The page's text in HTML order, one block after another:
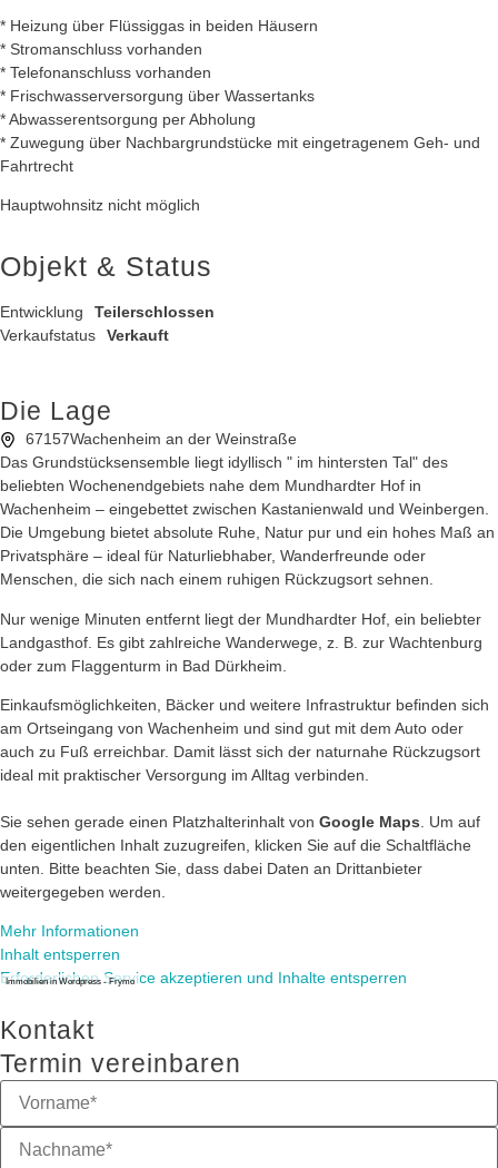
* Heizung über Flüssiggas in beiden Häusern
* Stromanschluss vorhanden
* Telefonanschluss vorhanden
* Frischwasserversorgung über Wassertanks
* Abwasserentsorgung per Abholung
* Zuwegung über Nachbargrundstücke mit eingetragenem Geh- und
Fahrtrecht
Hauptwohnsitz nicht möglich
Objekt & Status
Entwicklung
Teilerschlossen
Verkaufstatus
Verkauft
Die Lage
67157Wachenheim an der Weinstraße
Das Grundstücksensemble liegt idyllisch " im hintersten Tal" des
beliebten Wochenendgebiets nahe dem Mundhardter Hof in
Wachenheim – eingebettet zwischen Kastanienwald und Weinbergen.
Die Umgebung bietet absolute Ruhe, Natur pur und ein hohes Maß an
Privatsphäre – ideal für Naturliebhaber, Wanderfreunde oder
Menschen, die sich nach einem ruhigen Rückzugsort sehnen.
Nur wenige Minuten entfernt liegt der Mundhardter Hof, ein beliebter
Landgasthof. Es gibt zahlreiche Wanderwege, z. B. zur Wachtenburg
oder zum Flaggenturm in Bad Dürkheim.
Einkaufsmöglichkeiten, Bäcker und weitere Infrastruktur befinden sich
am Ortseingang von Wachenheim und sind gut mit dem Auto oder
auch zu Fuß erreichbar. Damit lässt sich der naturnahe Rückzugsort
ideal mit praktischer Versorgung im Alltag verbinden.
Sie sehen gerade einen Platzhalterinhalt von Google Maps . Um auf
den eigentlichen Inhalt zuzugreifen, klicken Sie auf die Schaltfläche
unten. Bitte beachten Sie, dass dabei Daten an Drittanbieter
weitergegeben werden.
Mehr Informationen
Inhalt entsperren
Erforderlichen Service akzeptieren und Inhalte entsperren
Immobilien in Wordpress - Frymo
Kontakt
Termin vereinbaren